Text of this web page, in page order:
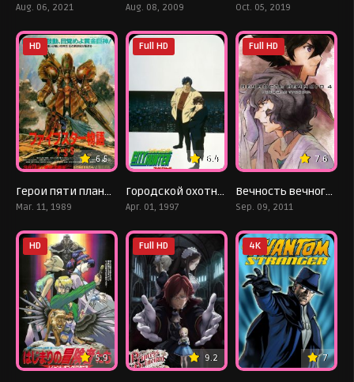
Aug. 06, 2021 Aug. 08, 2009 Oct. 05, 2019
6.5
HD
Герои пяти планет
Mar. 11, 1989
6.4
Full HD
Городской охотник: Прощай, моя любимая
Apr. 01, 1997
7.6
Full HD
Вечность вечного 4: Ревущая тревога
Sep. 09, 2011
5.9
HD
9.2
Full HD
7
4K